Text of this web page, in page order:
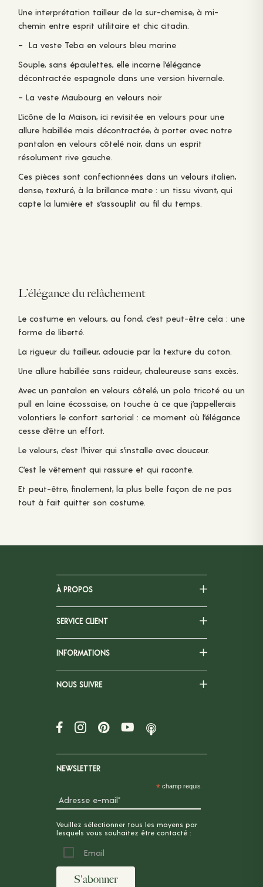
Une interprétation tailleur de la sur-chemise, à mi-
chemin entre esprit utilitaire et chic citadin.
–
La veste Teba en velours bleu marine
Souple, sans épaulettes, elle incarne l’élégance
décontractée espagnole dans une version hivernale.
– La veste Maubourg en velours noir
L’icône de la Maison, ici revisitée en velours pour une
allure habillée mais décontractée, à porter avec notre
pantalon en velours côtelé noir, dans un esprit
résolument rive gauche.
Ces pièces sont confectionnées dans un velours italien,
dense, texturé, à la brillance mate : un tissu vivant, qui
capte la lumière et s’assouplit au fil du temps.
L’élégance du relâchement
Le costume en velours, au fond, c’est peut-être cela : une
forme de liberté.
La rigueur du tailleur, adoucie par la texture du coton.
Une allure habillée sans raideur, chaleureuse sans excès.
Avec un pantalon en velours côtelé, un polo tricoté ou un
pull en laine écossaise, on touche à ce que j’appellerais
volontiers le confort sartorial : ce moment où l’élégance
cesse d’être un effort.
Le velours, c’est l’hiver qui s’installe avec douceur.
C’est le vêtement qui rassure et qui raconte.
Et peut-être, finalement, la plus belle façon de ne pas
tout à fait quitter son costume.
À PROPOS
SERVICE CLIENT
INFORMATIONS
NOUS SUIVRE
NEWSLETTER
* champ requis
Veuillez sélectionner tous les moyens par
lesquels vous souhaitez être contacté :
Email